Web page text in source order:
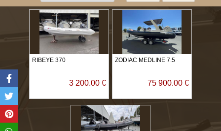
RIBEYE 370
3 200.00 €
ZODIAC MEDLINE 7.5
75 900.00 €